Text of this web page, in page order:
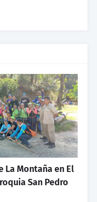
La Montaña en El
San Pedro